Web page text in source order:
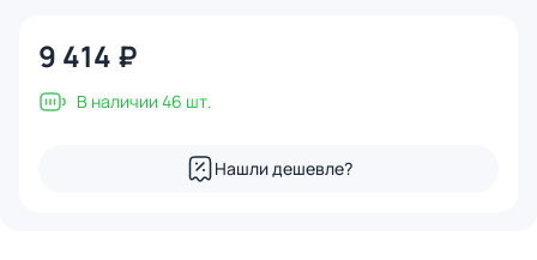
9 414 ₽
В наличии 46 шт.
Нашли дешевле?